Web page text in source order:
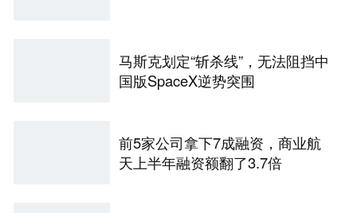
马斯克划定“斩杀线”，无法阻挡中
国版SpaceX逆势突围
前5家公司拿下7成融资，商业航
天上半年融资额翻了3.7倍